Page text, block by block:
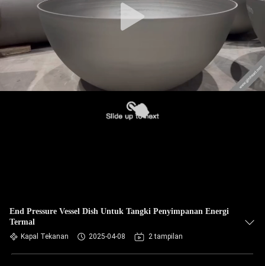
End Pressure Vessel Dish Untuk Tangki Penyimpanan Energi
Termal
Kapal Tekanan 2025-04-08 2 tampilan